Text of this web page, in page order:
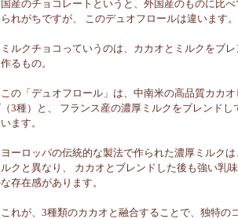
産のチョコレートというと、外国産のものに比べ
れがちですが、 このデュオフロールは違います。
クチョコっていうのは、カカオとミルクをブレ
るもの。
「デュオフロール」は、中南米の高品質カカオ
3種）と、 フランス産の濃厚ミルクをブレンドし
ます。
ロッパの伝統的な製法で作られた濃厚ミルクは
クと異なり、 カカオとブレンドした後も強い乳
存在感があります。
が、3種類のカカオと融合することで、独特の